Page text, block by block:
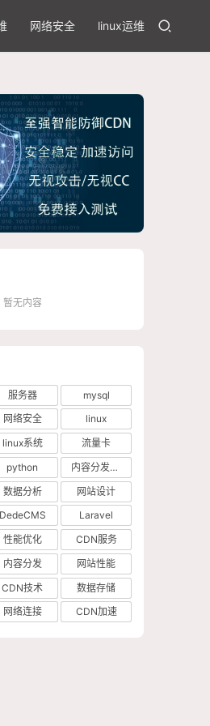
网络安全 linux运维
暂无内容
服务器
mysql
网络安全
linux
linux系统
流量卡
python
内容分发网络
数据分析
网站设计
DedeCMS
Laravel
性能优化
CDN服务
内容分发
网站性能
CDN技术
数据存储
网络连接 CDN加速